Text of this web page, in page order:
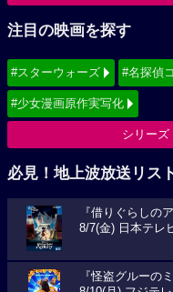
注目の映画を探す
#スターウォーズ #名探偵
#少女漫画原作実写化
シリーズ
必見！地上波放送リス
『借りぐらしの
8/7(金) 日本テレ
『怪盗グルーの